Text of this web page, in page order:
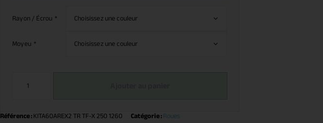
Rayon / Écrou *
Moyeu *
Référence :KITA60AREX2 TR TF-X 250 1260 Catégorie :Roues